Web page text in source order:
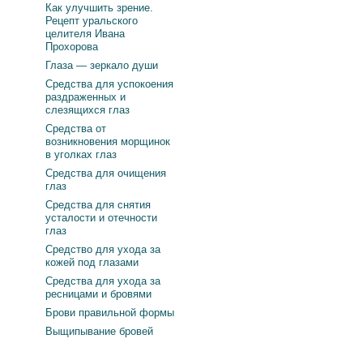
Как улучшить зрение.
Рецепт уральского
целителя Ивана
Прохорова
Глаза — зеркало души
Средства для успокоения
раздраженных и
слезящихся глаз
Средства от
возникновения морщинок
в уголках глаз
Средства для очищения
глаз
Средства для снятия
усталости и отечности
глаз
Средство для ухода за
кожей под глазами
Средства для ухода за
ресницами и бровями
Брови правильной формы
Выщипывание бровей